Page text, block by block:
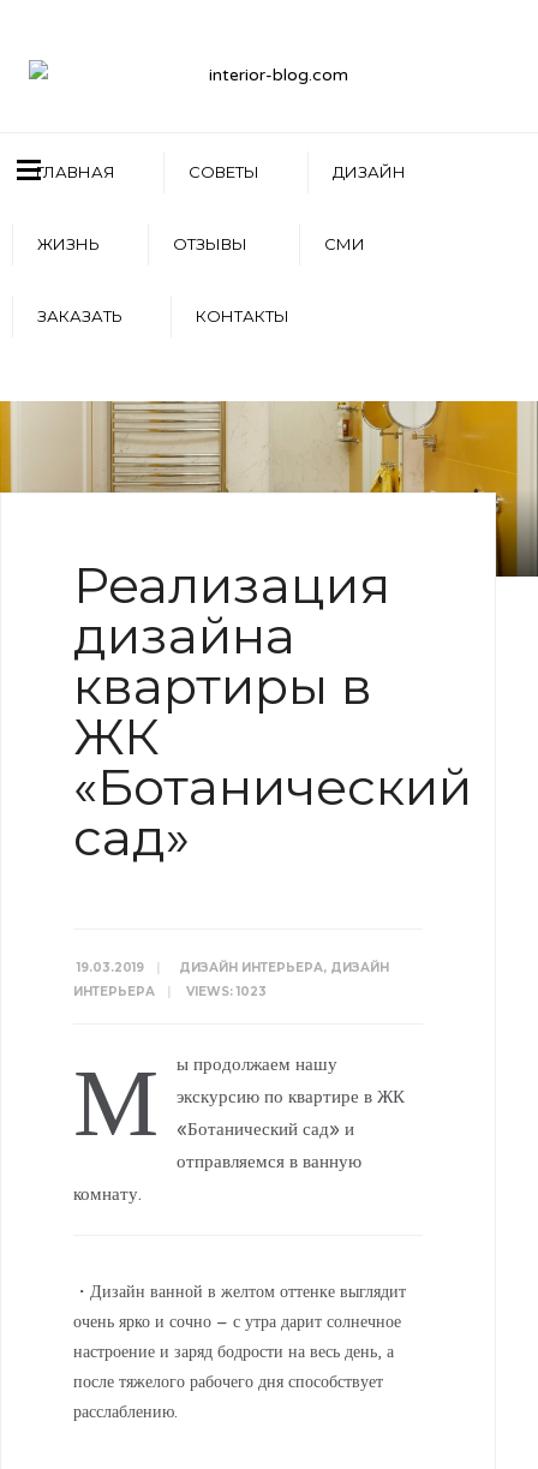
ГЛАВНАЯ СОВЕТЫ ДИЗАЙН
ЖИЗНЬ ОТЗЫВЫ СМИ
ЗАКАЗАТЬ КОНТАКТЫ
Реализация
дизайна
квартиры в
ЖК
«Ботанический
сад»
19.03.2019 | ДИЗАЙН ИНТЕРЬЕРА, ДИЗАЙН
ИНТЕРЬЕРА
| VIEWS: 1023
М
ы продолжаем нашу
экскурсию по квартире в ЖК
«Ботанический сад» и
отправляемся в ванную
комнату.
・Дизайн ванной в желтом оттенке выглядит
очень ярко и сочно – с утра дарит солнечное
настроение и заряд бодрости на весь день, а
после тяжелого рабочего дня способствует
расслаблению.